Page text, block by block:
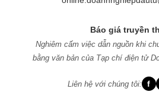
Báo giá truyền
Nghiêm cấm việc dẫn nguồn khi
bằng văn bản của Tạp chí điện tử
Liên hệ với chúng tôi: f